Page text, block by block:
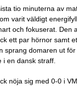
tio minuterna av
varit väldigt
och fokuserat. Den
ett par hörnor samt
sprang domaren ut
i en dansk straff.
nöja sig med 0-0 i